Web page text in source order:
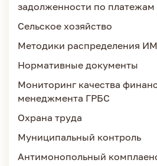
задолженности по платежам
Сельское хозяйство
Методики распределения
Нормативные документы
Мониторинг качества
менеджмента ГРБС
Охрана труда
Муниципальный контроль
Антимонопольный